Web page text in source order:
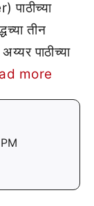
तीन
पाठीच्या
more